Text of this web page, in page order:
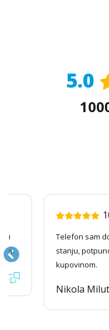
5.0
Telefon sam
stanju,
kupovinom.
Nikola